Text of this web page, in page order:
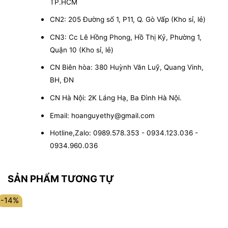
TP.HCM
CN2: 205 Đường số 1, P11, Q. Gò Vấp (Kho sỉ, lẻ)
CN3: Cc Lê Hồng Phong, Hồ Thị Kỷ, Phường 1,
Quận 10 (Kho sỉ, lẻ)
CN Biên hòa: 380 Huỳnh Văn Luỹ, Quang Vinh,
BH, ĐN
CN Hà Nội: 2K Láng Hạ, Ba Đình Hà Nội.
Email: hoanguyethy@gmail.com
Hotline,Zalo: 0989.578.353 - 0934.123.036 -
0934.960.036
SẢN PHẨM TƯƠNG TỰ
-14%